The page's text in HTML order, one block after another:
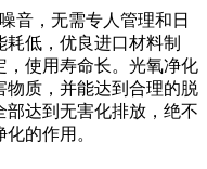
音，无需专人管理和日
低，优良进口材料制
，使用寿命长。光氧净化
物质，并能达到合理的脱
达到无害化排放，绝不
的作用。